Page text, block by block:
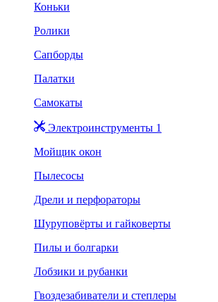
Коньки
Ролики
Сапборды
Палатки
Самокаты
Электроинструменты 1
Мойщик окон
Пылесосы
Дрели и перфораторы
Шуруповёрты и гайковерты
Пилы и болгарки
Лобзики и рубанки
Гвоздезабиватели и степлеры